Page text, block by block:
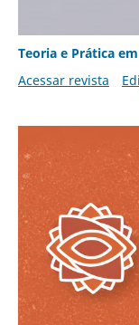
Teoria e Prática
Acessar revista